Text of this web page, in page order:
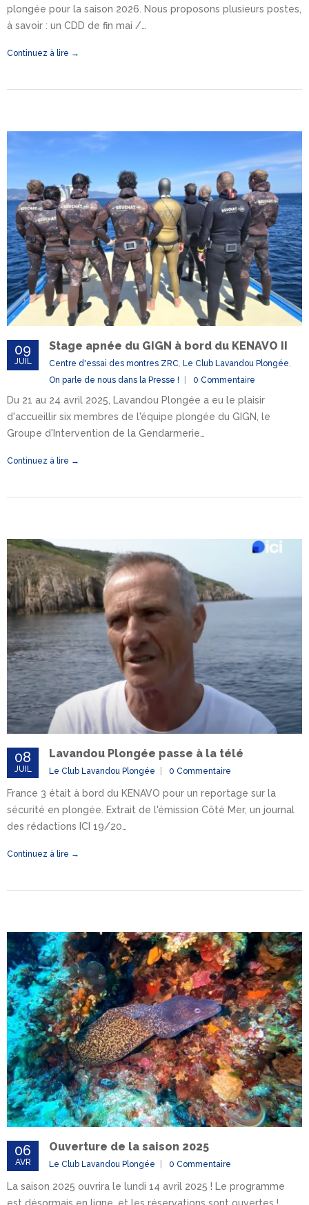
plongée pour la saison 2026. Nous proposons plusieurs postes,
à savoir : un CDD de fin mai /…
Continuez à lire →
09
JUIL
Stage apnée du GIGN à bord du KENAVO II
Centre d'essai des montres ZRC, Le Club Lavandou Plongée,
On parle de nous dans la Presse !
0 Commentaire
Du 21 au 24 avril 2025, Lavandou Plongée a eu le plaisir
d'accueillir six membres de l'équipe plongée du GIGN, le
Groupe d'Intervention de la Gendarmerie…
Continuez à lire →
08
JUIL
Lavandou Plongée passe à la télé
Le Club Lavandou Plongée 0 Commentaire
France 3 était à bord du KENAVO pour un reportage sur la
sécurité en plongée. Extrait de l'émission Côté Mer, un journal
des rédactions ICI 19/20…
Continuez à lire →
06
AVR
Ouverture de la saison 2025
Le Club Lavandou Plongée 0 Commentaire
La saison 2025 ouvrira le lundi 14 avril 2025 ! Le programme